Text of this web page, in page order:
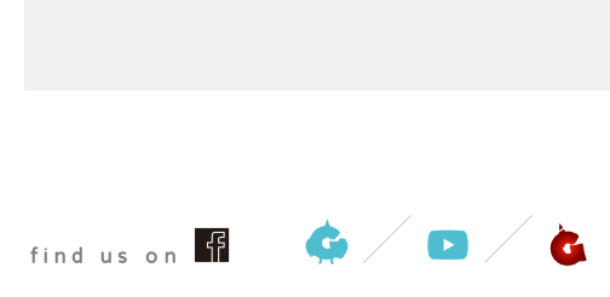
find us on